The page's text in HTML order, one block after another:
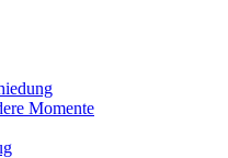
Momente